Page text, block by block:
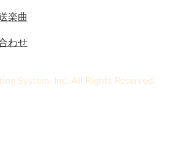
楽曲
わせ
System, Inc. All Rights Reserved.